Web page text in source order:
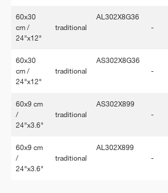
60x30
cm /
24"x12"
traditional
AL302X8G36
-
60x30
cm /
24"x12"
traditional
AS302X8G36
-
60x9 cm
/
24"x3.6"
traditional
AS302X899
-
60x9 cm
/
24"x3.6"
traditional
AL302X899
-